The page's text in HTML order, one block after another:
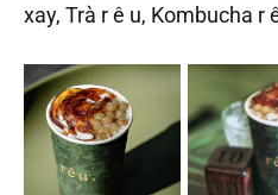
xay, Trà r ê u, Kombucha r